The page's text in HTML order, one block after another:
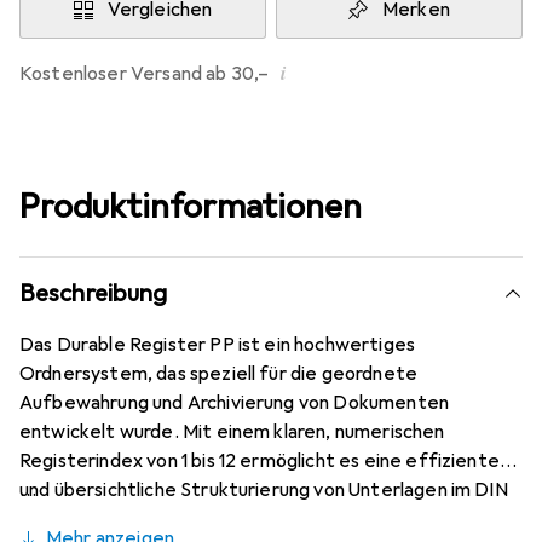
Vergleichen Merken
Kostenloser Versand ab 30,– i
Produktinformationen
Beschreibung
Das Durable Register PP ist ein hochwertiges
Ordnersystem, das speziell für die geordnete
Aufbewahrung und Archivierung von Dokumenten
entwickelt wurde. Mit einem klaren, numerischen
Registerindex von 1 bis 12 ermöglicht es eine effiziente
und übersichtliche Strukturierung von Unterlagen im DIN